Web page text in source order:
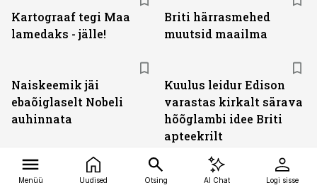
Kartograaf tegi Maa
lamedaks - jälle!
Briti härrasmehed
muutsid maailma
Naiskeemik jäi
ebaõiglaselt Nobeli
auhinnata
Kuulus leidur Edison
varastas kirkalt särava
hõõglambi idee Briti
apteekrilt
Päikesevarjutus tegi Kuidas mõõdeti
Menüü Uudised Otsing AI Chat Logi sisse